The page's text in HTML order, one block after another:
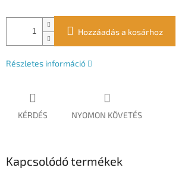
Hozzáadás a kosárhoz
Részletes információ
KÉRDÉS NYOMON KÖVETÉS
Kapcsolódó termékek